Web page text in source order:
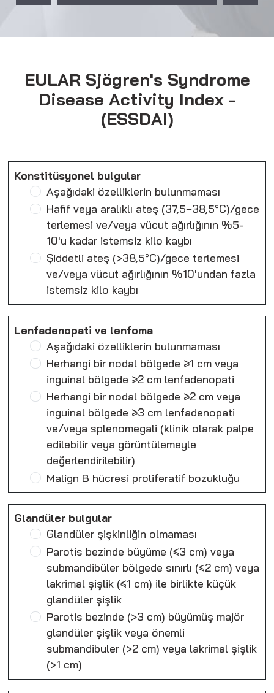
EULAR Sjögren's Syndrome
Disease Activity Index -
(ESSDAI)
Konstitüsyonel bulgular
Aşağıdaki özelliklerin bulunmaması
Hafif veya aralıklı ateş (37,5−38,5°C)/gece
terlemesi ve/veya vücut ağırlığının %5-
10'u kadar istemsiz kilo kaybı
Şiddetli ateş (>38,5°C)/gece terlemesi
ve/veya vücut ağırlığının %10'undan fazla
istemsiz kilo kaybı
Lenfadenopati ve lenfoma
Aşağıdaki özelliklerin bulunmaması
Herhangi bir nodal bölgede ≥1 cm veya
inguinal bölgede ≥2 cm lenfadenopati
Herhangi bir nodal bölgede ≥2 cm veya
inguinal bölgede ≥3 cm lenfadenopati
ve/veya splenomegali (klinik olarak palpe
edilebilir veya görüntülemeyle
değerlendirilebilir)
Malign B hücresi proliferatif bozukluğu
Glandüler bulgular
Glandüler şişkinliğin olmaması
Parotis bezinde büyüme (≤3 cm) veya
submandibüler bölgede sınırlı (≤2 cm) veya
lakrimal şişlik (≤1 cm) ile birlikte küçük
glandüler şişlik
Parotis bezinde (>3 cm) büyümüş majör
glandüler şişlik veya önemli
submandibuler (>2 cm) veya lakrimal şişlik
(>1 cm)